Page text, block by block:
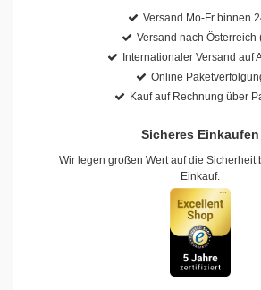
Versand Mo-Fr binnen
Versand nach Österreich
Internationaler Versand auf
Online
Kauf auf Rechnung über
Sicheres Einkaufen
Wir legen großen Wert auf die Sicherheit
Einkauf.